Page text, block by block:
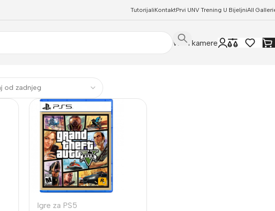
TutorijaliKontaktPrvi UNV Trening U BijeljniAll
WIFI kamere
Igre za PS5